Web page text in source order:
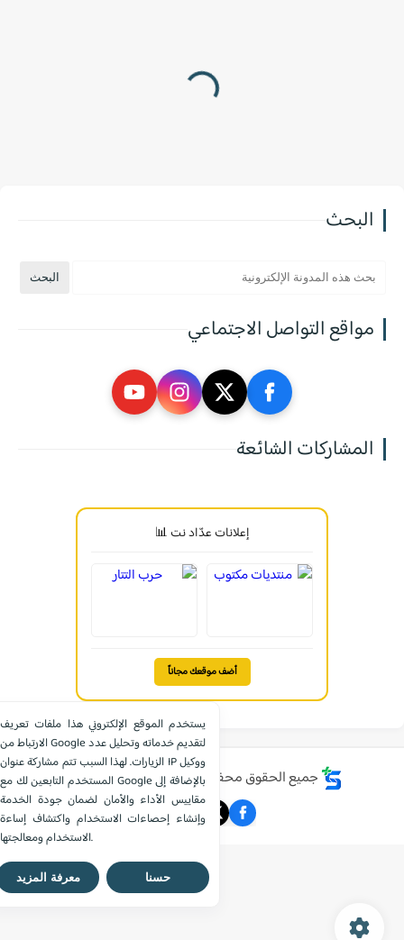
البحث
مواقع التواصل الاجتماعي
المشاركات الشائعة
إعلانات عدّاد نت 📊
أضف موقعك مجاناً
جميع الحقوق محفوظة ©موقع الشامل التعليمي
يستخدم الموقع الإلكتروني هذا ملفات تعريف
الارتباط من Google لتقديم خدماته وتحليل عدد
الزيارات. لهذا السبب تتم مشاركة عنوان IP ووكيل
المستخدم التابعين لك مع Google بالإضافة إلى
مقاييس الأداء والأمان لضمان جودة الخدمة
وإنشاء إحصاءات الاستخدام واكتشاف إساءة
معرفة المزيد حسنا